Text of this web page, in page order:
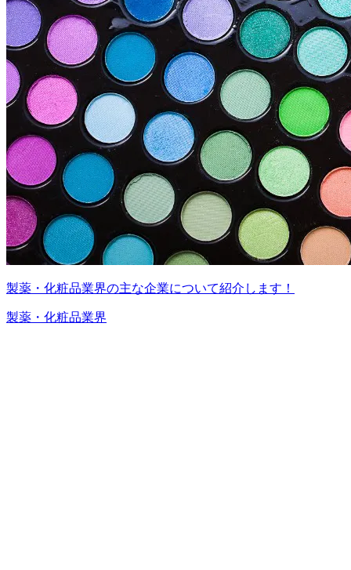
製薬・化粧品業界の主な企業について紹介します！
製薬・化粧品業界